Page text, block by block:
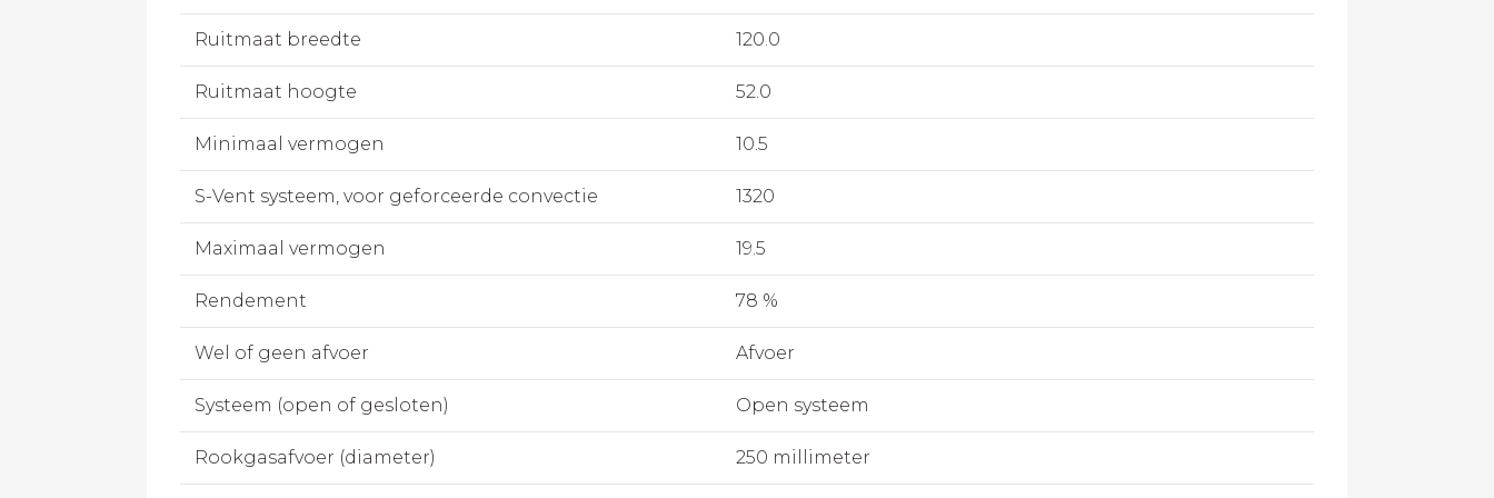
Ruitmaat breedte 120.0
Ruitmaat hoogte 52.0
Minimaal vermogen 10.5
S-Vent systeem, voor geforceerde convectie 1320
Maximaal vermogen 19.5
Rendement 78 %
Wel of geen afvoer Afvoer
Systeem (open of gesloten) Open systeem
Rookgasafvoer (diameter) 250 millimeter